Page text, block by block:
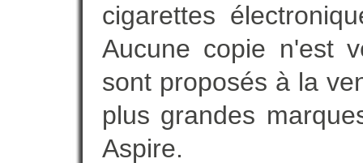
cigarettes
Aucune copie n'est
sont proposés à la
plus grandes
Aspire.